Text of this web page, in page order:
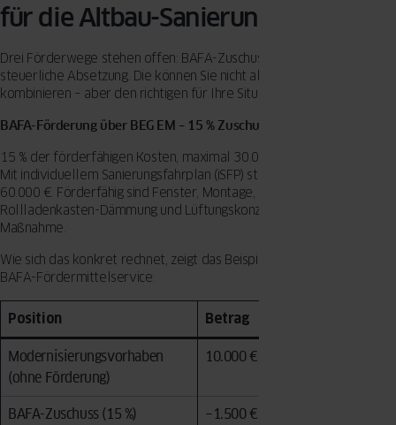
für die Altbau-Sanierung?
Drei Förderwege stehen offen: BAFA-Zuschuss, KfW-Kredit,
steuerliche Absetzung. Die können Sie nicht alle miteinander
kombinieren – aber den richtigen für Ihre Situation finden.
BAFA-Förderung über BEG EM – 15 % Zuschuss für Fenster
15 % der förderfähigen Kosten, maximal 30.000 € pro Wohneinheit.
Mit individuellem Sanierungsfahrplan (iSFP) steigt die Obergrenze auf
60.000 €. Förderfähig sind Fenster, Montage, Laibungsdämmung,
Rollladenkasten-Dämmung und Lüftungskonzept – alles in einer
Maßnahme.
Wie sich das konkret rechnet, zeigt das Beispiel aus dem OKNOPLAST
BAFA-Fördermittelservice:
Position Betrag
Modernisierungsvorhaben
(ohne Förderung)
10.000 €
BAFA-Zuschuss (15 %)
−1.500 €